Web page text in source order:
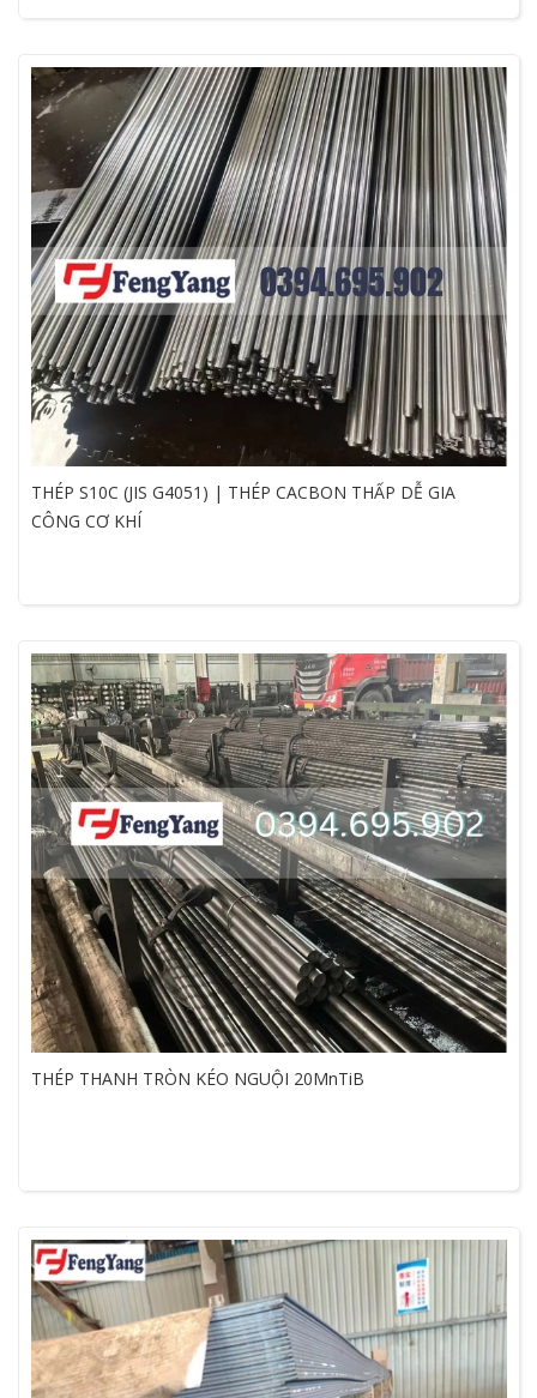
THÉP S10C (JIS G4051) | THÉP CACBON THẤP DỄ GIA
CÔNG CƠ KHÍ
THÉP THANH TRÒN KÉO NGUỘI 20MnTiB